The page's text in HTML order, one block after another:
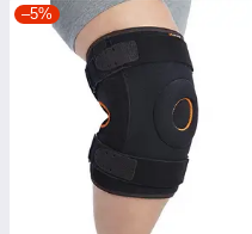
–5%